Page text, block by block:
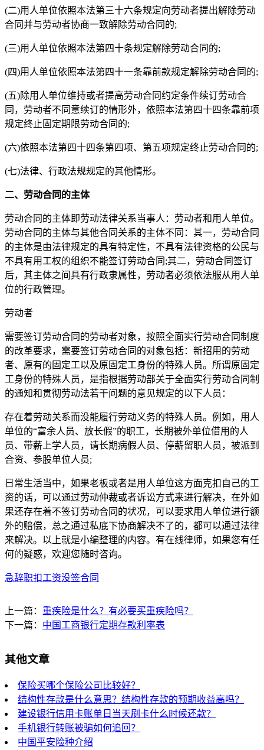
(二)用人单位依照本法第三十六条规定向劳动者提出解除劳动
合同并与劳动者协商一致解除劳动合同的;
(三)用人单位依照本法第四十条规定解除劳动合同的;
(四)用人单位依照本法第四十一条靠前款规定解除劳动合同的;
(五)除用人单位维持或者提高劳动合同约定条件续订劳动合
同，劳动者不同意续订的情形外，依照本法第四十四条靠前项
规定终止固定期限劳动合同的;
(六)依照本法第四十四条第四项、第五项规定终止劳动合同的;
(七)法律、行政法规规定的其他情形。
二、劳动合同的主体
劳动合同的主体即劳动法律关系当事人：劳动者和用人单位。
劳动合同的主体与其他合同关系的主体不同：其一，劳动合同
的主体是由法律规定的具有特定性，不具有法律资格的公民与
不具有用工权的组织不能签订劳动合同;其二，劳动合同签订
后，其主体之间具有行政隶属性，劳动者必须依法服从用人单
位的行政管理。
劳动者
需要签订劳动合同的劳动者对象，按照全面实行劳动合同制度
的改革要求，需要签订劳动合同的对象包括：新招用的劳动
者、原有的固定工以及原固定工身份的特殊人员。所谓原固定
工身份的特殊人员，是指根据劳动部关于全面实行劳动合同制
的通知和贯彻劳动法若干问题的意见规定的以下人员：
存在着劳动关系而没能履行劳动义务的特殊人员。例如，用人
单位的“富余人员、放长假”的职工，长期被外单位借用的人
员、带薪上学人员，请长期病假人员、停薪留职人员，被派到
合资、参股单位人员;
日常生活当中，如果老板或者是用人单位这方面克扣自己的工
资的话，可以通过劳动仲裁或者诉讼方式来进行解决，在外如
果还存在着不签订劳动合同的状况，可以要求用人单位进行额
外的赔偿，总之通过私底下协商解决不了的，都可以通过法律
来解决。以上就是小编整理的内容。有在线律师，如果您有任
何的疑惑，欢迎您随时咨询。
急辞职扣工资没签合同
上一篇： 重疾险是什么？有必要买重疾险吗？
下一篇： 中国工商银行定期存款利率表
其他文章
保险买哪个保险公司比较好？
结构性存款是什么意思？结构性存款的预期收益高吗？
建设银行信用卡账单日当天刷卡什么时候还款？
手机银行转账被骗如何追回？
中国平安险种介绍